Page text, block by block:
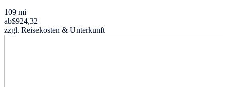
109 mi
ab$924,32
zzgl. Reisekosten & Unterkunft